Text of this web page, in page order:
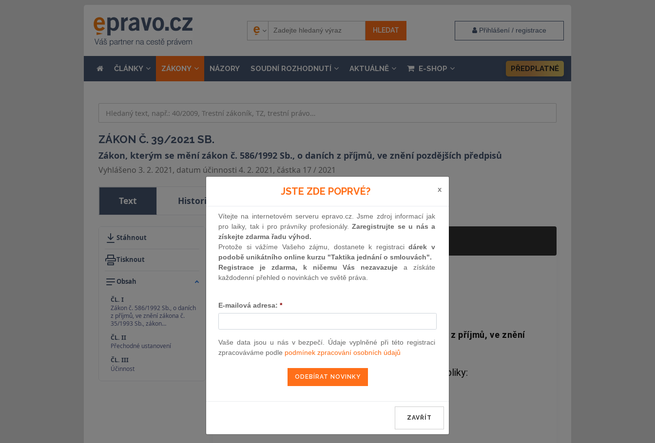
Přihlášení / registrace
ČLÁNKY ZÁKONY NÁZORY SOUDNÍ ROZHODNUTÍ AKTUÁLNĚ E-SHOP PŘEDPLATNÉ
ZÁKON Č. 39/2021 SB.
Zákon, kterým se mění zákon č. 586/1992 Sb., o daních z příjmů, ve znění pozdějších předpisů
Vyhlášeno 3. 2. 2021, datum účinnosti 4. 2. 2021, částka 17 / 2021
Text Historie
Stáhnout
Tisknout
Obsah
ČL. I
Zákon č. 586/1992 Sb., o daních
z příjmů, ve znění zákona č.
35/1993 Sb., zákon…
ČL. II
Přechodné ustanovení
ČL. III
Účinnost
Aktuální zněníod 4. 2. 2021
ze dne 19. ledna 2021,
kterým se mění zákon č. 586/1992 Sb., o daních z příjmů, ve znění
pozdějších předpisů
Parlament se usnesl na tomto zákoně České republiky:
JSTE ZDE POPRVÉ? x
Vítejte na internetovém serveru epravo.cz. Jsme zdroj informací jak
pro laiky, tak i pro právníky profesionály.Zaregistrujte se u nás a
získejte zdarma řadu výhod.
Protože si vážíme Vašeho zájmu, dostanete k registracidárek v
podobě unikátního online kurzu "Taktika jednání o smlouvách".
Registrace je zdarma, k ničemu Vás nezavazuje a získáte
každodenní přehled o novinkách ve světě práva.
E-mailová adresa: *
Vaše data jsou u nás v bezpečí. Údaje vyplněné při této registraci
zpracováváme podle podmínek zpracování osobních údajů
ZAVŘÍT